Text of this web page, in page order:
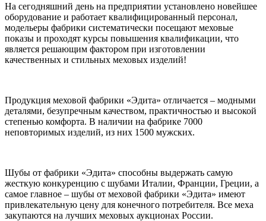
На сегодняшний день на предприятии установлено новейшее
оборудование и работает квалифицированный персонал,
модельеры фабрики систематически посещают меховые
показы и проходят курсы повышения квалификации, что
является решающим фактором при изготовлении
качественных и стильных меховых изделий!
Продукция меховой фабрики «Эдита» отличается – модными
деталями, безупречным качеством, практичностью и высокой
степенью комфорта. В наличии на фабрике 7000
неповторимых изделий, из них 1500 мужских.
Шубы от фабрики «Эдита» способны выдержать самую
жесткую конкуренцию с шубами Италии, Франции, Греции, а
самое главное – шубы от меховой фабрики «Эдита» имеют
привлекательную цену для конечного потребителя. Все меха
закупаются на лучших меховых аукционах России.